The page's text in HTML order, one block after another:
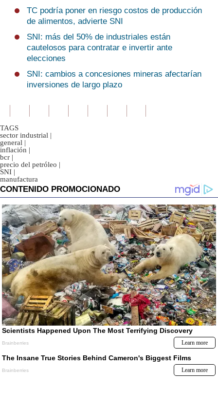
TC podría poner en riesgo costos de producción
de alimentos, advierte SNI
SNI: más del 50% de industriales están
cautelosos para contratar e invertir ante
elecciones
SNI: cambios a concesiones mineras afectarían
inversiones de largo plazo
TAGS
sector industrial |
general |
inflación |
bcr |
precio del petróleo |
SNI |
manufactura